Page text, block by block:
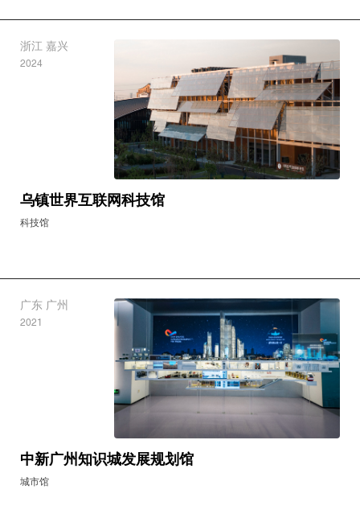
浙江 嘉兴
2024
乌镇世界互联网科技馆
科技馆
广东 广州
2021
中新广州知识城发展规划馆
城市馆